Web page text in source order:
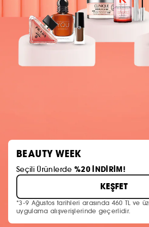
BEAUTY WEEK
Seçili Ürünlerde %20 İNDİRİM!
KEŞFET
*3-9 Ağustos tarihleri arasında 460 TL ve
uygulama alışverişlerinde geçerlidir.